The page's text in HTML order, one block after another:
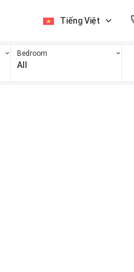
Tiếng Việt
Bedroom
All